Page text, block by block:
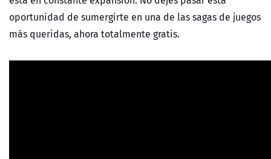
oportunidad de sumergirte en una de las sagas de juegos
más queridas, ahora totalmente gratis.